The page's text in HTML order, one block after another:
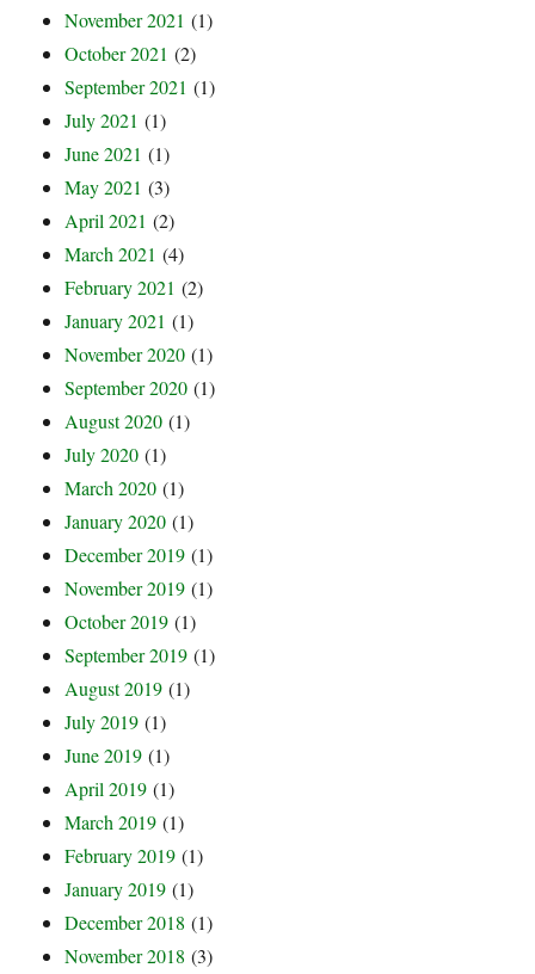
November 2021 (1)
October 2021 (2)
September 2021 (1)
July 2021 (1)
June 2021 (1)
May 2021 (3)
April 2021 (2)
March 2021 (4)
February 2021 (2)
January 2021 (1)
November 2020 (1)
September 2020 (1)
August 2020 (1)
July 2020 (1)
March 2020 (1)
January 2020 (1)
December 2019 (1)
November 2019 (1)
October 2019 (1)
September 2019 (1)
August 2019 (1)
July 2019 (1)
June 2019 (1)
April 2019 (1)
March 2019 (1)
February 2019 (1)
January 2019 (1)
December 2018 (1)
November 2018 (3)